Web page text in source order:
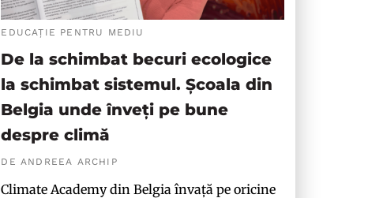
EDUCAȚIE PENTRU MEDIU
De la schimbat becuri ecologice
la schimbat sistemul. Școala din
Belgia unde înveți pe bune
despre climă
DE ANDREEA ARCHIP
Climate Academy din Belgia învață pe oricine